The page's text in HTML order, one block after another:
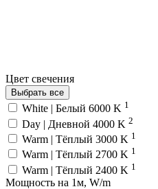
Цвет свечения
Выбрать все
White | Белый 6000 K 1
Day | Дневной 4000 K 2
Warm | Тёплый 3000 K 1
Warm | Тёплый 2700 K 1
Warm | Тёплый 2400 K 1
Мощность на 1м, W/m